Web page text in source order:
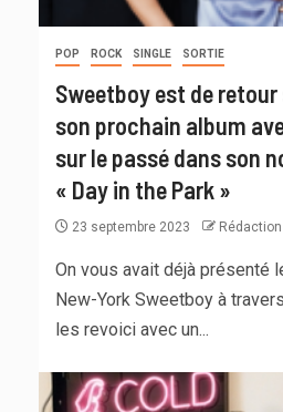
POP ROCK SINGLE SORTIE
Sweetboy est de
son prochain album
sur le passé dans son
« Day in the Park »
23 septembre 2023 Rédaction
On vous avait déjà présenté
New-York Sweetboy à
les revoici avec un...